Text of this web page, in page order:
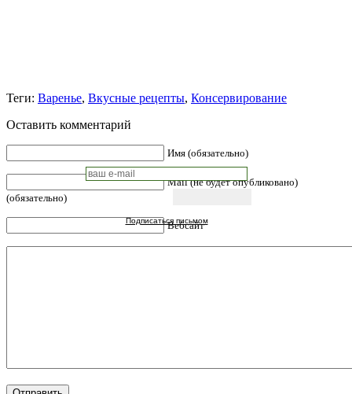
Подписаться письмом
Теги: Варенье, Вкусные рецепты, Консервирование
Оставить комментарий
Имя (обязательно)
Mail (не будет опубликовано)
(обязательно)
Вебсайт